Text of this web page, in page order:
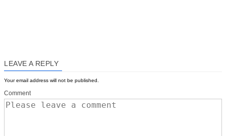
LEAVE A REPLY
Your email address will not be published.
Comment